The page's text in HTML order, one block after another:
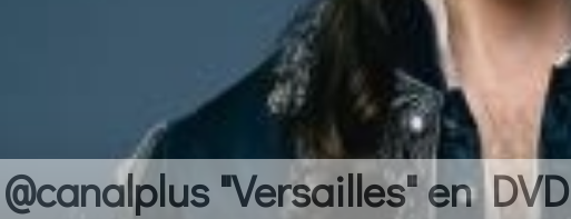
"Versailles" en DVD